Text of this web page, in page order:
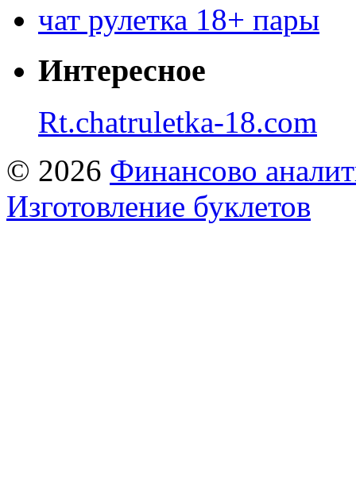
чат рулетка 18+ пары
Интересное
Rt.chatruletka-18.com
© 2026 Финансово
Изготовление буклетов